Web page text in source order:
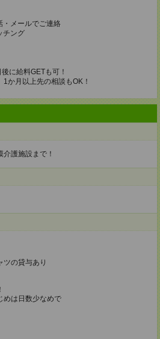
・メールでご連絡
チング
に給料GETも可！
か月以上先の相談もOK！
護施設まで！
の貸与あり
は日数少なめで